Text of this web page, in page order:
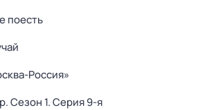
поесть
Россия»
. Сезон 1. Серия 9-я